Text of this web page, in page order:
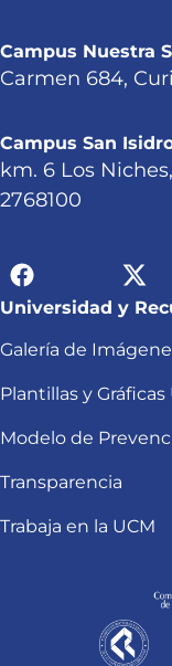
Campus Nuestra
Carmen 684,
Campus San
km. 6 Los
2768100
Universidad y
Galería de
Plantillas y Gráficas
Modelo de
Transparencia
Trabaja en la UCM